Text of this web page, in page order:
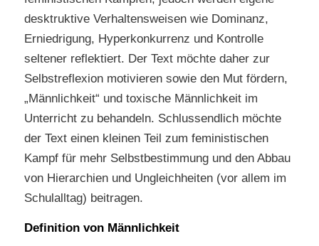
desktruktive Verhaltensweisen wie Dominanz,
Erniedrigung, Hyperkonkurrenz und Kontrolle
seltener reflektiert. Der Text möchte daher zur
Selbstreflexion motivieren sowie den Mut fördern,
„Männlichkeit“ und toxische Männlichkeit im
Unterricht zu behandeln. Schlussendlich möchte
der Text einen kleinen Teil zum feministischen
Kampf für mehr Selbstbestimmung und den Abbau
von Hierarchien und Ungleichheiten (vor allem im
Schulalltag) beitragen.
Definition von Männlichkeit